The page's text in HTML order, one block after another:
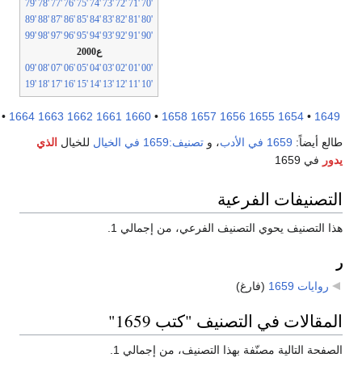
'73
'74
'75
'76
'77
'78
'79
'83
'84
'85
'86
'87
'88
'89
'93
'94
'95
'96
'97
'98
'99
'03
'04
'05
'06
'07
'08
'09
'13
'14
'15
'16
'17
'18
'19
•
1654
1655
1656
1657
1658
•
1660
1661
1662
1663
1664
•
1669
أيضاً: 1659 في الأدب ، وتصنيف:1659 في الخيال للخيالالذي
في 1659
الفرعية
التصنيف يحوي التصنيف الفرعي، من إجمالي 1.
روايات 1659 (فارغ)
في التصنيف "كتب 1659"
التالية مصنّفة بهذا التصنيف، من إجمالي 1.